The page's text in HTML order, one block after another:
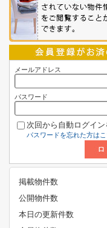
メールアドレス
パスワード
次回から自動ログイン
パスワードを忘れた方は
掲載物件数
公開物件数
本日の更新件数